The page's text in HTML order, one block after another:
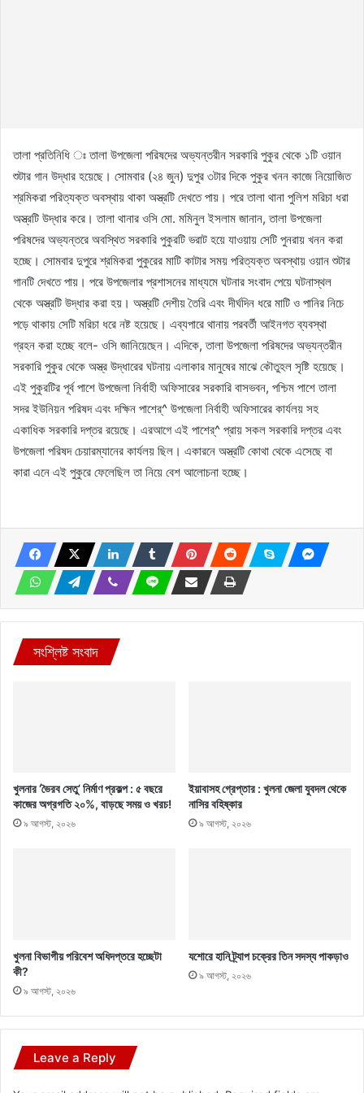
তালা প্রতিনিধি ঃ তালা উপজেলা পরিষদের অভ্যন্তরীন সরকারি পুকুর থেকে ১টি ওয়ান
শুটার গান উদ্ধার হয়েছে। সোমবার (২৪ জুন) দুপুর ৩টার দিকে পুকুর খনন কাজে নিয়োজিত
শ্রমিকরা পরিত্যক্ত অবস্থায় থাকা অস্ত্রটি দেখতে পায়। পরে তালা থানা পুলিশ মরিচা ধরা
অস্ত্রটি উদ্ধার করে। তালা থানার ওসি মো. মমিনুল ইসলাম জানান, তালা উপজেলা
পরিষদের অভ্যন্তরে অবস্থিত সরকারি পুকুরটি ভরাট হয়ে যাওয়ায় সেটি পুনরায় খনন করা
হচ্ছে। সোমবার দুপুরে শ্রমিকরা পুকুরের মাটি কাটার সময় পরিত্যক্ত অবস্থায় ওয়ান শুটার
গানটি দেখতে পায়। পরে উপজেলার প্রশাসনের মাধ্যমে ঘটনার সংবাদ পেয়ে ঘটনাস্থল
থেকে অস্ত্রটি উদ্ধার করা হয়। অস্ত্রটি দেশীয় তৈরি এবং দীর্ঘদিন ধরে মাটি ও পানির নিচে
পড়ে থাকায় সেটি মরিচা ধরে নষ্ট হয়েছে। এব্যপারে থানায় পরবর্তী আইনগত ব্যবস্থা
গ্রহন করা হচ্ছে বলে- ওসি জানিয়েছেন। এদিকে, তালা উপজেলা পরিষদের অভ্যন্তরীন
সরকারি পুকুর থেকে অস্ত্র উদ্ধারের ঘটনায় এলাকার মানুষের মাঝে কৌতুহল সৃষ্টি হয়েছে।
এই পুকুরটির পূর্ব পাশে উপজেলা নির্বাহী অফিসারের সরকারি বাসভবন, পশ্চিম পাশে তালা
সদর ইউনিয়ন পরিষদ এবং দক্ষিন পাশের্^ উপজেলা নির্বাহী অফিসারের কার্যলয় সহ
একাধিক সরকারি দপ্তর রয়েছে। এরআগে এই পাশের্^ প্রায় সকল সরকারি দপ্তর এবং
উপজেলা পরিষদ চেয়ারম্যানের কার্যলয় ছিল। একারনে অস্ত্রটি কোথা থেকে এসেছে বা
কারা এনে এই পুকুরে ফেলেছিল তা নিয়ে বেশ আলোচনা হচ্ছে।
সংশ্লিষ্ট সংবাদ
খুলনার ‘ভৈরব সেতু’ নির্মাণ প্রকল্প : ৫ বছরে
কাজের অগ্রগতি ২০%, বাড়ছে সময় ও খরচ!
৯ আগস্ট, ২০২৬
ইয়াবাসহ গ্রেপ্তার : খুলনা জেলা যুবদল থেকে
নাসির বহিষ্কার
৯ আগস্ট, ২০২৬
খুলনা বিভাগীয় পরিবেশ অধিদপ্তরে হচ্ছেটা
কী?
৯ আগস্ট, ২০২৬
যশোরে হানি ট্র্যাপ চক্রের তিন সদস্য পাকড়াও
৯ আগস্ট, ২০২৬
Leave a Reply